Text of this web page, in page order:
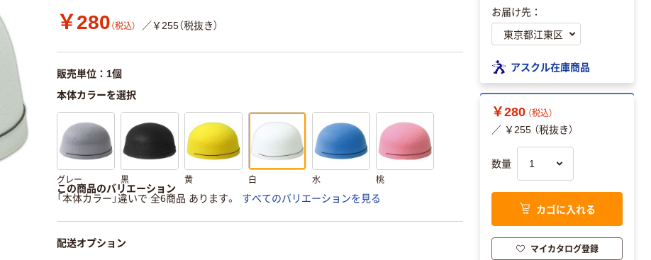
￥280 （税込） ／￥255（税抜き）
販売単位：1個
本体カラーを選択
グレー 黒 黄 白 水 桃
この商品のバリエーション
「本体カラー」違いで 全6商品 あります。
すべてのバリエーションを見る
配送オプション
お届け先：
アスクル在庫商品
￥280 （税込）
／ ￥255 （税抜き）
数量
カゴに入れる
マイカタログ登録